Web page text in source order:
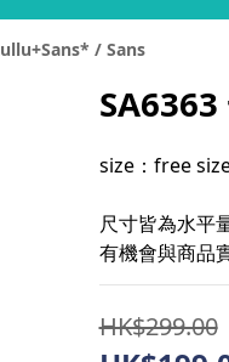
/ Sans
size：free
尺寸皆為水平
有機會與商品
HK$299.00